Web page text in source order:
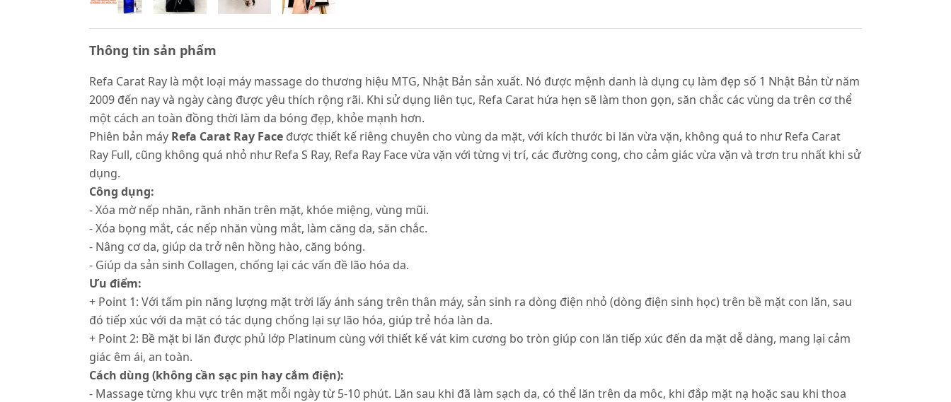
Thông tin sản phẩm
Refa Carat Ray là một loại máy massage do thương hiệu MTG, Nhật Bản sản xuất. Nó được mệnh danh là dụng cụ làm đẹp số 1 Nhật Bản từ năm
2009 đến nay và ngày càng được yêu thích rộng rãi. Khi sử dụng liên tục, Refa Carat hứa hẹn sẽ làm thon gọn, săn chắc các vùng da trên cơ thể
một cách an toàn đồng thời làm da bóng đẹp, khỏe mạnh hơn.
Phiên bản máy Refa Carat Ray Face được thiết kế riêng chuyên cho vùng da mặt, với kích thước bi lăn vừa vặn, không quá to như Refa Carat
Ray Full, cũng không quá nhỏ như Refa S Ray, Refa Ray Face vừa vặn với từng vị trí, các đường cong, cho cảm giác vừa vặn và trơn tru nhất khi sử
dụng.
Công dụng:
- Xóa mờ nếp nhăn, rãnh nhăn trên mặt, khóe miệng, vùng mũi.
- Xóa bọng mắt, các nếp nhăn vùng mắt, làm căng da, săn chắc.
- Nâng cơ da, giúp da trở nên hồng hào, căng bóng.
- Giúp da sản sinh Collagen, chống lại các vấn đề lão hóa da.
Ưu điểm:
+ Point 1: Với tấm pin năng lượng mặt trời lấy ánh sáng trên thân máy, sản sinh ra dòng điện nhỏ (dòng điện sinh học) trên bề mặt con lăn, sau
đó tiếp xúc với da mặt có tác dụng chống lại sự lão hóa, giúp trẻ hóa làn da.
+ Point 2: Bề mặt bi lăn được phủ lớp Platinum cùng với thiết kế vát kim cương bo tròn giúp con lăn tiếp xúc đến da mặt dễ dàng, mang lại cảm
giác êm ái, an toàn.
Cách dùng (không cần sạc pin hay cắm điện):
- Massage từng khu vực trên mặt mỗi ngày từ 5-10 phút. Lăn sau khi đã làm sạch da, có thể lăn trên da môc, khi đắp mặt nạ hoặc sau khi thoa